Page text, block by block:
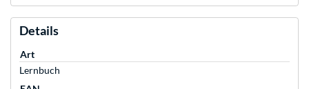
Details
Art
Lernbuch